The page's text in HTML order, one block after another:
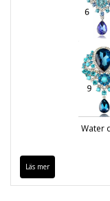
Water
Läs mer